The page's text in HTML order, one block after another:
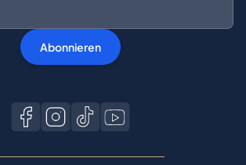
Abonnieren